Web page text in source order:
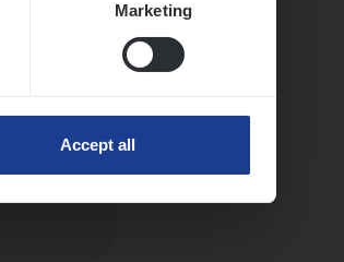
Marketing
Accept all